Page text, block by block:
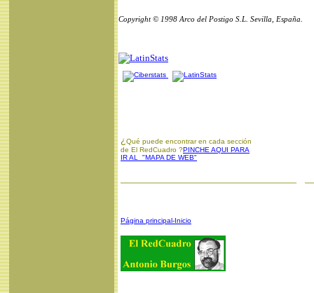
Copyright © 1998 Arco del Postigo S.L. Sevilla, España.
¿ Qué puede encontrar en cada sección
de El RedCuadro ?PINCHE AQUI PARA
IR AL "MAPA DE WEB"
Página principal-Inicio